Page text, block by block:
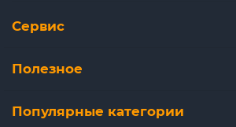
Сервис
Полезное
Популярные категории